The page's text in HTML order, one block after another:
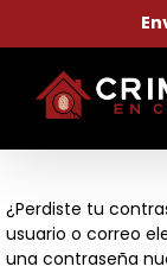
¿Perdiste tu
usuario o correo
una contraseña